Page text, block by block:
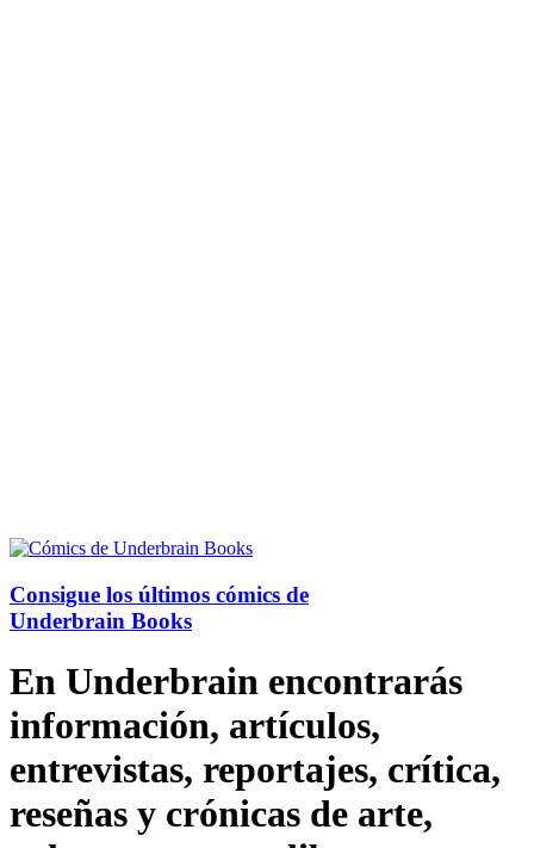
Consigue los últimos cómics de
Underbrain Books
En Underbrain encontrarás
información, artículos,
entrevistas, reportajes, crítica,
reseñas y crónicas de arte,